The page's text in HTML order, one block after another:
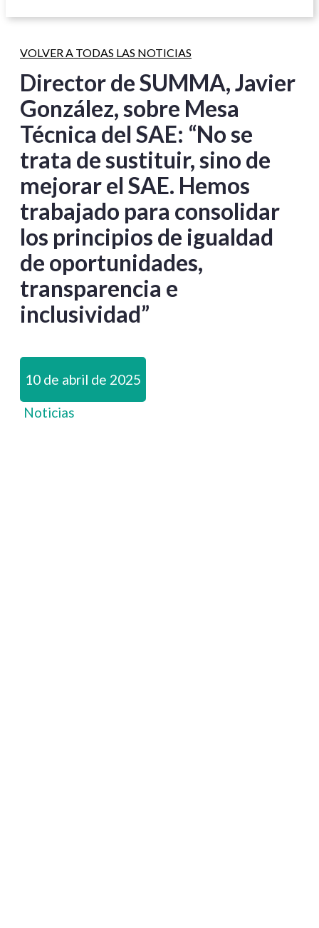
VOLVER A TODAS LAS NOTICIAS
Director de SUMMA, Javier
González, sobre Mesa
Técnica del SAE: “No se
trata de sustituir, sino de
mejorar el SAE. Hemos
trabajado para consolidar
los principios de igualdad
de oportunidades,
transparencia e
inclusividad”
10 de abril de 2025
Noticias